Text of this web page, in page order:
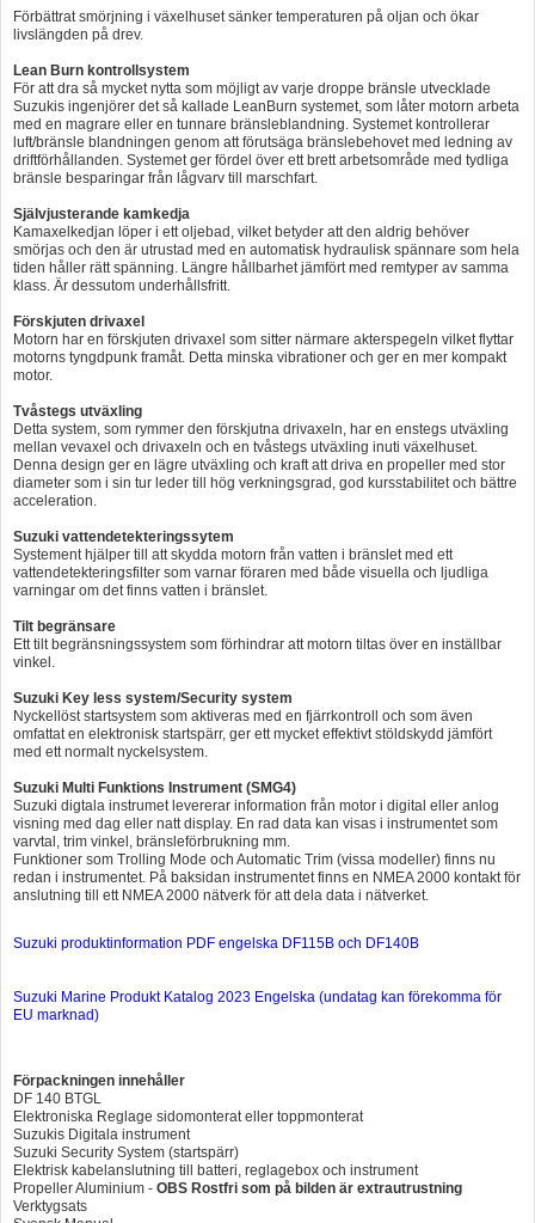
LAGERRENSING
Förbättrat smörjning i växelhuset sänker temperaturen på oljan och ökar
livslängden på drev.
Lean Burn kontrollsystem
För att dra så mycket nytta som möjligt av varje droppe bränsle utvecklade
Suzukis ingenjörer det så kallade LeanBurn systemet, som låter motorn arbeta
med en magrare eller en tunnare bränsleblandning. Systemet kontrollerar
luft/bränsle blandningen genom att förutsäga bränslebehovet med ledning av
driftförhållanden. Systemet ger fördel över ett brett arbetsområde med tydliga
bränsle besparingar från lågvarv till marschfart.
Självjusterande kamkedja
Kamaxelkedjan löper i ett oljebad, vilket betyder att den aldrig behöver
smörjas och den är utrustad med en automatisk hydraulisk spännare som hela
tiden håller rätt spänning. Längre hållbarhet jämfört med remtyper av samma
klass. Är dessutom underhållsfritt.
Förskjuten drivaxel
Motorn har en förskjuten drivaxel som sitter närmare akterspegeln vilket flyttar
motorns tyngdpunk framåt. Detta minska vibrationer och ger en mer kompakt
motor.
Tvåstegs utväxling
Detta system, som rymmer den förskjutna drivaxeln, har en enstegs utväxling
mellan vevaxel och drivaxeln och en tvåstegs utväxling inuti växelhuset.
Denna design ger en lägre utväxling och kraft att driva en propeller med stor
diameter som i sin tur leder till hög verkningsgrad, god kursstabilitet och bättre
acceleration.
Suzuki vattendetekteringssytem
Systement hjälper till att skydda motorn från vatten i bränslet med ett
vattendetekteringsfilter som varnar föraren med både visuella och ljudliga
varningar om det finns vatten i bränslet.
Tilt begränsare
Ett tilt begränsningssystem som förhindrar att motorn tiltas över en inställbar
vinkel.
Suzuki Key less system/Security system
Nyckellöst startsystem som aktiveras med en fjärrkontroll och som även
omfattat en elektronisk startspärr, ger ett mycket effektivt stöldskydd jämfört
med ett normalt nyckelsystem.
Suzuki Multi Funktions Instrument (SMG4)
Suzuki digtala instrumet levererar information från motor i digital eller anlog
visning med dag eller natt display. En rad data kan visas i instrumentet som
varvtal, trim vinkel, bränsleförbrukning mm.
Funktioner som Trolling Mode och Automatic Trim (vissa modeller) finns nu
redan i instrumentet. På baksidan instrumentet finns en NMEA 2000 kontakt för
anslutning till ett NMEA 2000 nätverk för att dela data i nätverket.
Suzuki produktinformation PDF engelska DF115B och DF140B
Suzuki Marine Produkt Katalog 2023 Engelska (undatag kan förekomma för
EU marknad)
Förpackningen innehåller
DF 140 BTGL
Elektroniska Reglage sidomonterat eller toppmonterat
Suzukis Digitala instrument
Suzuki Security System (startspärr)
Elektrisk kabelanslutning till batteri, reglagebox och instrument
Propeller Aluminium - OBS Rostfri som på bilden är extrautrustning
Verktygsats